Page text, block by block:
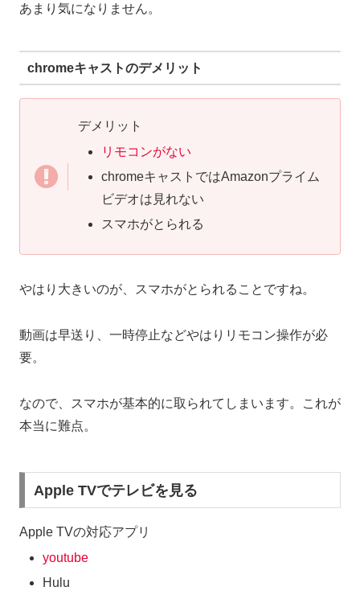
あまり気になりません。
chromeキャストのデメリット
デメリット
リモコンがない
chromeキャストではAmazonプライム
ビデオは見れない
スマホがとられる
やはり大きいのが、スマホがとられることですね。
動画は早送り、一時停止などやはりリモコン操作が必
要。
なので、スマホが基本的に取られてしまいます。これが
本当に難点。
Apple TVでテレビを見る
Apple TVの対応アプリ
youtube
Hulu